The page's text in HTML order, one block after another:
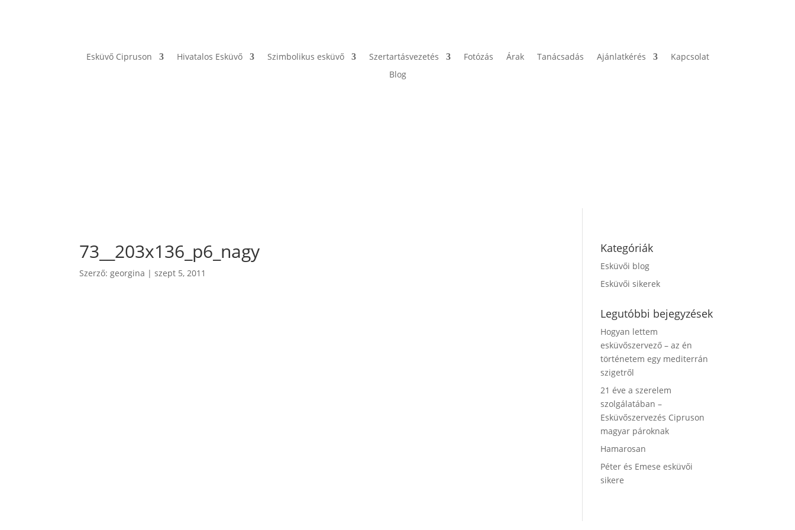
Esküvő Cipruson Hivatalos Esküvő Szimbolikus esküvő Szertartásvezetés Fotózás Árak Tanácsadás Ajánlatkérés
Kapcsolat
Blog
73__203x136_p6_nagy
Szerző: georgina |szept 5, 2011
Kategóriák
Esküvői blog
Esküvői sikerek
Legutóbbi bejegyzések
Hogyan lettem
esküvőszervező – az én
történetem egy mediterrán
szigetről
21 éve a szerelem
szolgálatában –
Esküvőszervezés Cipruson
magyar pároknak
Hamarosan
Péter és Emese esküvői
sikere